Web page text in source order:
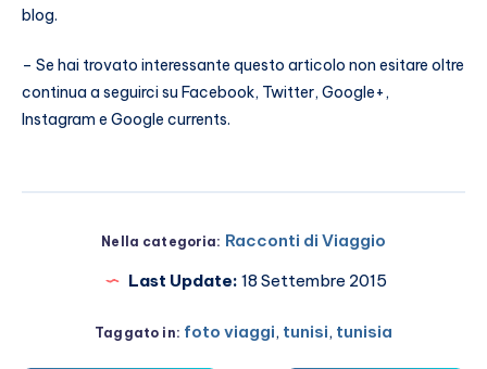
blog.
– Se hai trovato interessante questo articolo non esitare oltre
continua a seguirci su Facebook, Twitter, Google+,
Instagram e Google currents.
Nella categoria: Racconti di Viaggio
Last Update: 18 Settembre 2015
Taggato in: foto viaggi, tunisi, tunisia